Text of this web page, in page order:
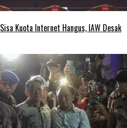
Kuota Internet Hangus, IAW Desak